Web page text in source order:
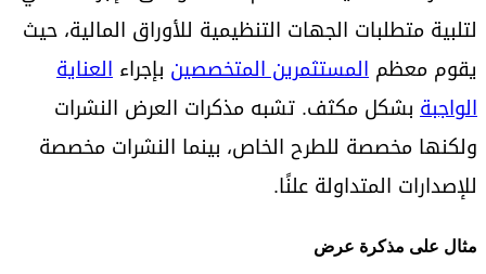
لتلبية متطلبات الجهات التنظيمية للأوراق المالية، حيث
يقوم معظم المستثمرين المتخصصين بإجراء العناية
الواجبة بشكل مكثف. تشبه مذكرات العرض النشرات
ولكنها مخصصة للطرح الخاص، بينما النشرات مخصصة
للإصدارات المتداولة علنًا.
مثال على مذكرة عرض